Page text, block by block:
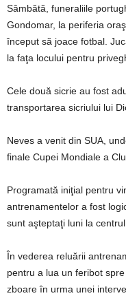
Sâmbătă, funeraliile
Gondomar, la periferia
început să joace fotbal.
la faţa locului pentru
Cele două sicrie au fost
transportarea sicriului lui
Neves a venit din SUA,
finale Cupei Mondiale a
Programată iniţial pentru
antrenamentelor a fost
sunt aşteptaţi luni la centrul
În vederea reluării
pentru a lua un feribot
zboare în urma unei